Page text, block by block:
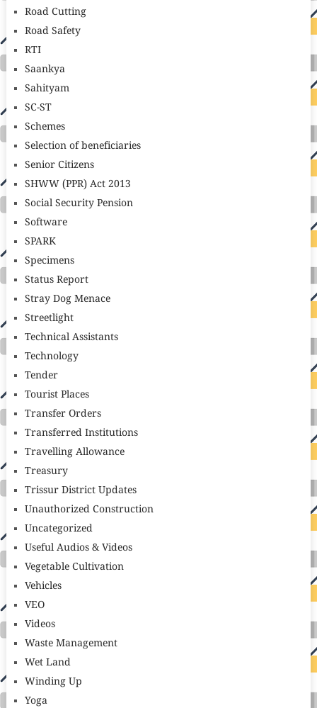
Road Cutting
Road Safety
RTI
Saankya
Sahityam
SC-ST
Schemes
Selection of beneficiaries
Senior Citizens
SHWW (PPR) Act 2013
Social Security Pension
Software
SPARK
Specimens
Status Report
Stray Dog Menace
Streetlight
Technical Assistants
Technology
Tender
Tourist Places
Transfer Orders
Transferred Institutions
Travelling Allowance
Treasury
Trissur District Updates
Unauthorized Construction
Uncategorized
Useful Audios & Videos
Vegetable Cultivation
Vehicles
VEO
Videos
Waste Management
Wet Land
Winding Up
Yoga